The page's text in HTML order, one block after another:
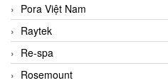
Pora Việt Nam
Raytek
Re-spa
Rosemount